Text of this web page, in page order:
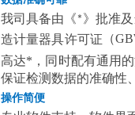
我司具备由《*》批准
造计量器具许可证 （
高达*，同时配有通用
保证检测数据的准确性
操作简便